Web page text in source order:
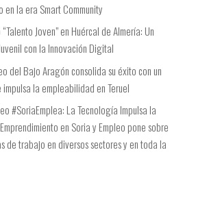
la era Smart Community
Joven” en Huércal de Almería: Un
con la Innovación Digital
del Bajo Aragón consolida su éxito con un
la empleabilidad en Teruel
#SoriaEmplea: La Tecnología Impulsa la
en Soria y Empleo pone sobre
de trabajo en diversos sectores y en toda la